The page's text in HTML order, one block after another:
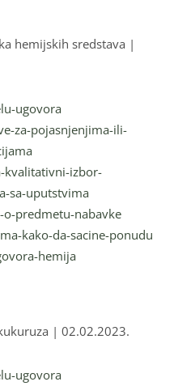
hemijskih sredstava |
ugovora
za-pojasnjenjima-ili-
kvalitativni-izbor-
sa-uputstvima
predmetu-nabavke
kako-da-sacine-ponudu
hemija
| 02.02.2023.
ugovora